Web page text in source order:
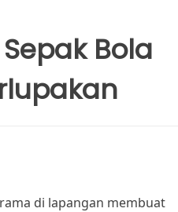
Bola
di lapangan membuat